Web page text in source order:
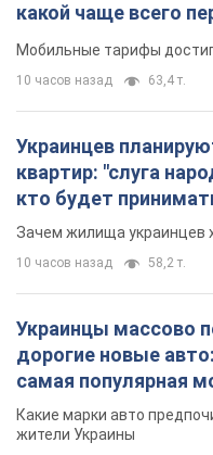
какой чаще всего
Мобильные тарифы
10 часов назад 63,4 т.
Украинцев
квартир: "слуга
кто будет
сносе домов
Зачем жилища украинцев
10 часов назад 58,2 т.
Украинцы массово
дорогие новые
самая популярная
Какие марки авто
жители Украины